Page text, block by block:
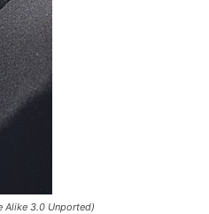
Alike 3.0 Unported)